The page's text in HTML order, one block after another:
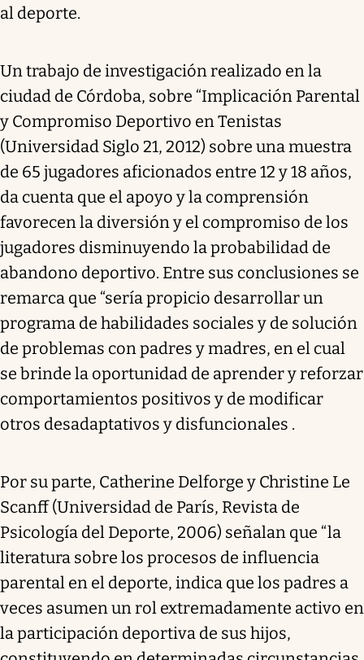
al deporte.
Un trabajo de investigación realizado en la
ciudad de Córdoba, sobre “Implicación Parental
y Compromiso Deportivo en Tenistas
(Universidad Siglo 21, 2012) sobre una muestra
de 65 jugadores aficionados entre 12 y 18 años,
da cuenta que el apoyo y la comprensión
favorecen la diversión y el compromiso de los
jugadores disminuyendo la probabilidad de
abandono deportivo. Entre sus conclusiones se
remarca que “sería propicio desarrollar un
programa de habilidades sociales y de solución
de problemas con padres y madres, en el cual
se brinde la oportunidad de aprender y reforzar
comportamientos positivos y de modificar
otros desadaptativos y disfuncionales .
Por su parte, Catherine Delforge y Christine Le
Scanff (Universidad de París, Revista de
Psicología del Deporte, 2006) señalan que “la
literatura sobre los procesos de influencia
parental en el deporte, indica que los padres a
veces asumen un rol extremadamente activo en
la participación deportiva de sus hijos,